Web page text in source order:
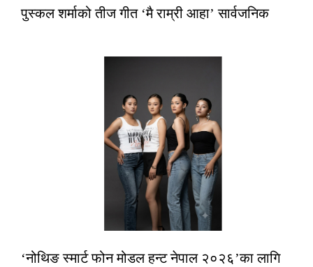
पुस्कल शर्माको तीज गीत ‘मै राम्री आहा’ सार्वजनिक
‘नोथिङ स्मार्ट फोन मोडल हन्ट नेपाल २०२६’का लागि